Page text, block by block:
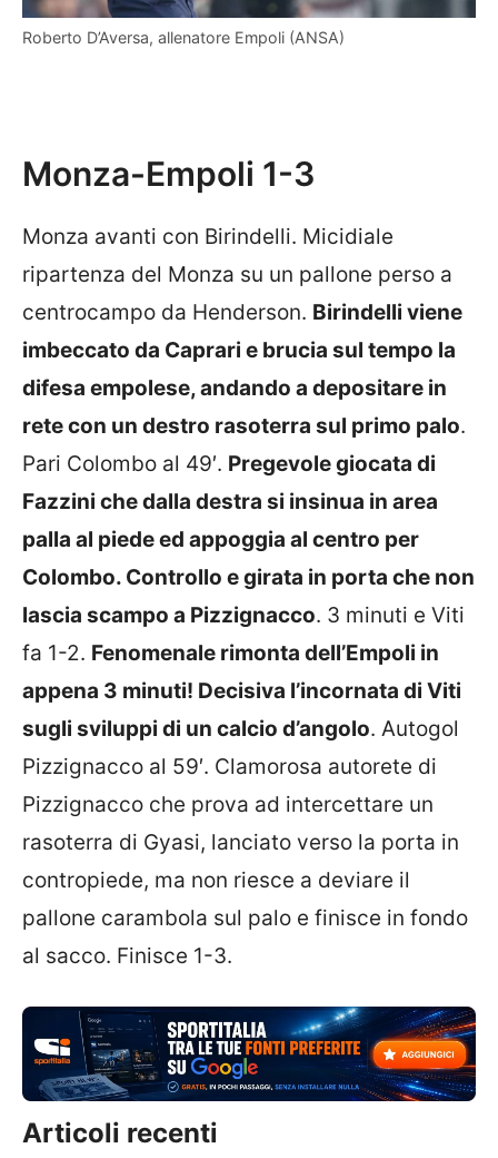
Roberto D’Aversa, allenatore Empoli (ANSA)
Monza-Empoli 1-3
Monza avanti con Birindelli. Micidiale
ripartenza del Monza su un pallone perso a
centrocampo da Henderson. Birindelli viene
imbeccato da Caprari e brucia sul tempo la
difesa empolese, andando a depositare in
rete con un destro rasoterra sul primo palo.
Pari Colombo al 49′. Pregevole giocata di
Fazzini che dalla destra si insinua in area
palla al piede ed appoggia al centro per
Colombo. Controllo e girata in porta che non
lascia scampo a Pizzignacco. 3 minuti e Viti
fa 1-2. Fenomenale rimonta dell’Empoli in
appena 3 minuti! Decisiva l’incornata di Viti
sugli sviluppi di un calcio d’angolo. Autogol
Pizzignacco al 59′. Clamorosa autorete di
Pizzignacco che prova ad intercettare un
rasoterra di Gyasi, lanciato verso la porta in
contropiede, ma non riesce a deviare il
pallone carambola sul palo e finisce in fondo
al sacco. Finisce 1-3.
Articoli recenti